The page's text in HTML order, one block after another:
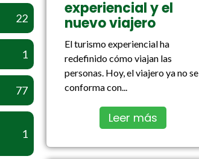
22
1
77
1
experiencial y el
nuevo viajero
El turismo experiencial ha
redefinido cómo viajan las
personas. Hoy, el viajero ya no se
conforma con...
Leer más